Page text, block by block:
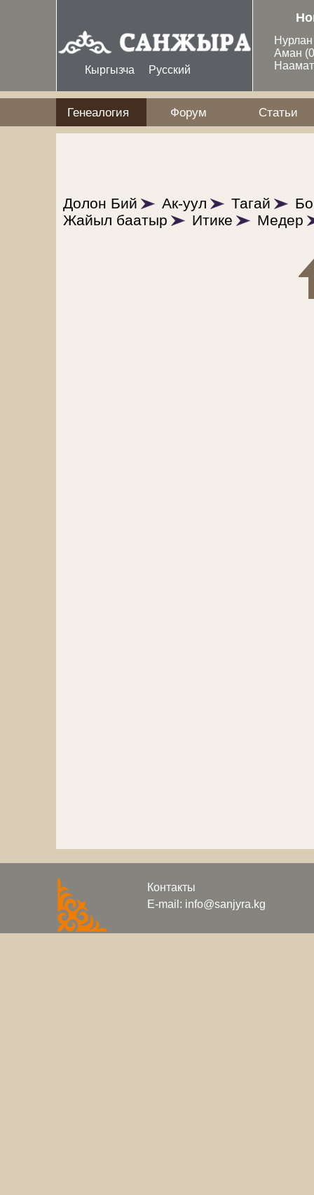
Кыргызча Русский
Аман
Генеалогия Форум Статьи
Долон Бий Ак-уул Тагай
Жайыл баатыр
Итике Медер
Контакты
E-mail: info@sanjyra.kg